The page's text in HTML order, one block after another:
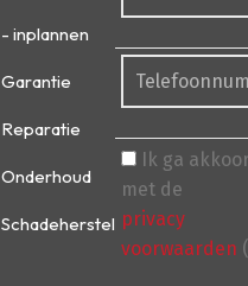
- inplannen
Garantie
Reparatie
Onderhoud
Schadeherstel
Ik ga
met de
privacy
voorwaarden